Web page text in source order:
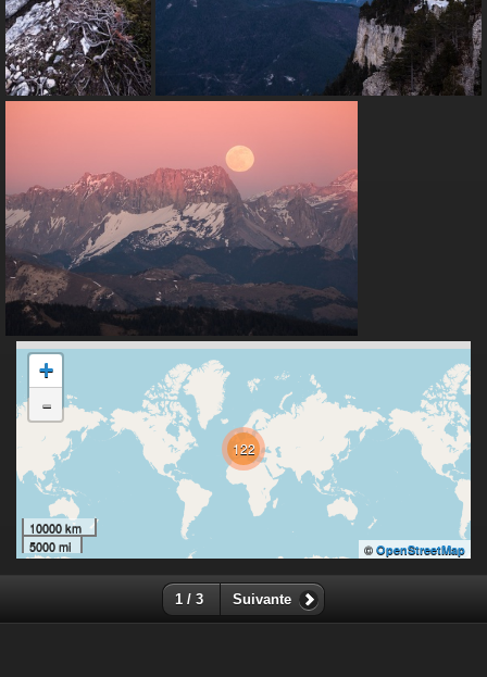
122
+
-
10000 km
5000 mi
© OpenStreetMap
1 / 3 Suivante